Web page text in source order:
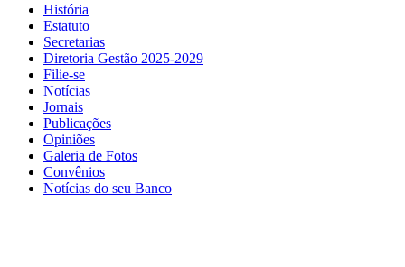
História
Estatuto
Secretarias
Diretoria Gestão 2025-2029
Filie-se
Notícias
Jornais
Publicações
Opiniões
Galeria de Fotos
Convênios
Notícias do seu Banco